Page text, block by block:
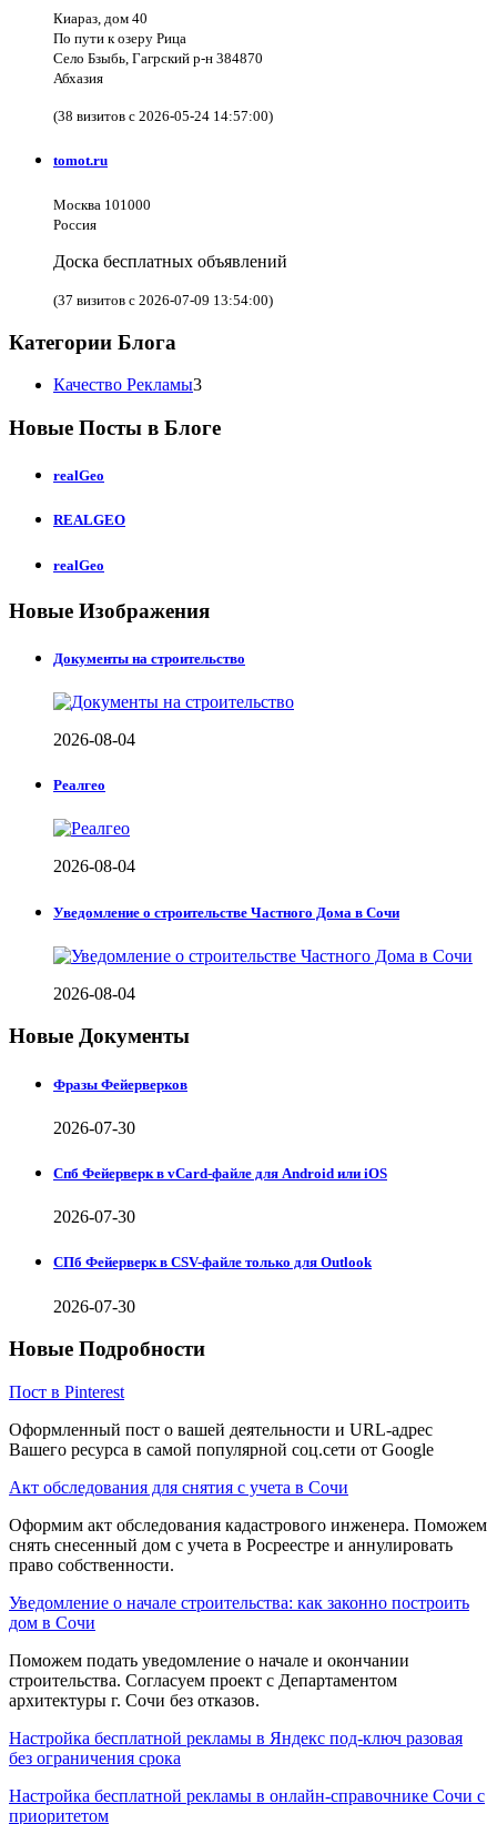
Киараз, дом 40
По пути к озеру Рица
Село Бзыбь, Гагрский р-н 384870
Абхазия
(38 визитов с 2026-05-24 14:57:00)
tomot.ru
Москва 101000
Россия
Доска бесплатных объявлений
(37 визитов с 2026-07-09 13:54:00)
Категории Блога
Качество Рекламы3
Новые Посты в Блоге
realGeo
REALGEO
realGeo
Новые Изображения
Документы на строительство
2026-08-04
Реалгео
2026-08-04
Уведомление о строительстве Частного Дома в Сочи
2026-08-04
Новые Документы
Фразы Фейерверков
2026-07-30
Спб Фейерверк в vCard-файле для Android или iOS
2026-07-30
СПб Фейерверк в CSV-файле только для Outlook
2026-07-30
Новые Подробности
Пост в Pinterest
Оформленный пост о вашей деятельности и URL-адрес
Вашего ресурса в самой популярной соц.сети от Google
Акт обследования для снятия с учета в Сочи
Оформим акт обследования кадастрового инженера. Поможем
снять снесенный дом с учета в Росреестре и аннулировать
право собственности.
Уведомление о начале строительства: как законно построить
дом в Сочи
Поможем подать уведомление о начале и окончании
строительства. Согласуем проект с Департаментом
архитектуры г. Сочи без отказов.
Настройка бесплатной рекламы в Яндекс под-ключ разовая
без ограничения срока
Настройка бесплатной рекламы в онлайн-справочнике Сочи с
приоритетом